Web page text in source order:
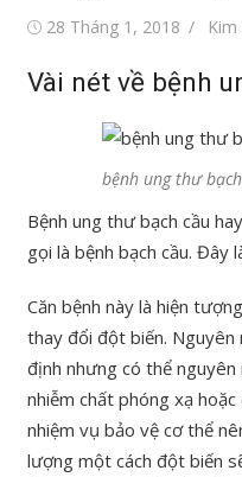
Đăng28 Tháng 1, 2018
Tác
Vài nét về bệnh
bệnh ung thư
Bệnh ung thư bạch cầu
gọi là bệnh bạch cầu. Đây
Căn bệnh này là hiện
thay đổi đột biến. Nguyên
định nhưng có thể
nhiễm chất phóng xạ
nhiệm vụ bảo vệ cơ thể
lượng một cách đột biến